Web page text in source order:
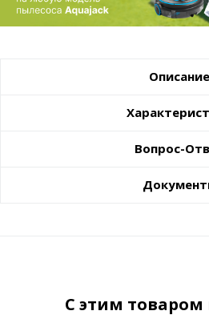
Описание
Вопрос-
С этим товаром